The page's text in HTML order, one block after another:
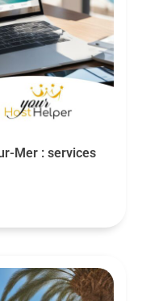
Mer : services